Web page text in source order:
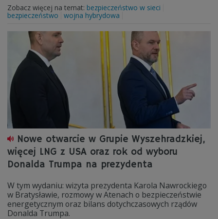
Zobacz więcej na temat: bezpieczeństwo w sieci
bezpieczeństwo
wojna hybrydowa
Nowe otwarcie w Grupie Wyszehradzkiej,
więcej LNG z USA oraz rok od wyboru
Donalda Trumpa na prezydenta
W tym wydaniu: wizyta prezydenta Karola Nawrockiego
w Bratysławie, rozmowy w Atenach o bezpieczeństwie
energetycznym oraz bilans dotychczasowych rządów
Donalda Trumpa.